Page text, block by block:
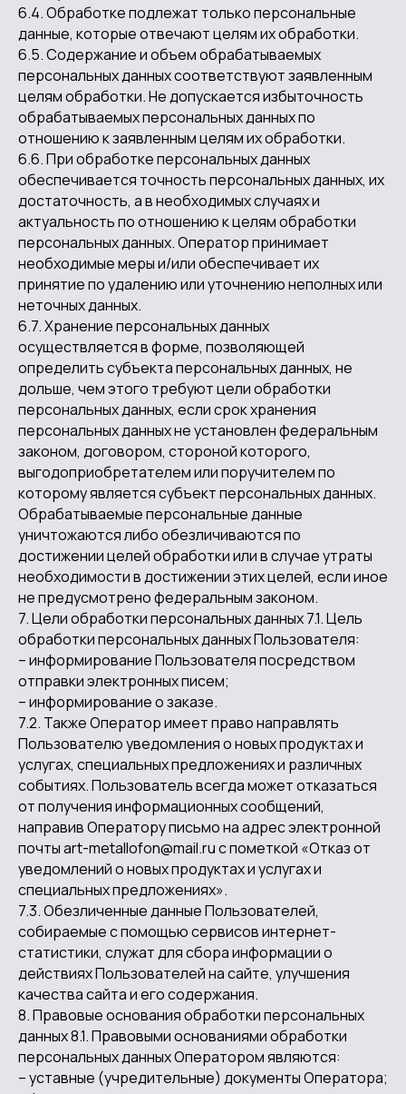
6.4. Обработке подлежат только персональные
данные, которые отвечают целям их обработки.
6.5. Содержание и объем обрабатываемых
персональных данных соответствуют заявленным
целям обработки. Не допускается избыточность
обрабатываемых персональных данных по
отношению к заявленным целям их обработки.
6.6. При обработке персональных данных
обеспечивается точность персональных данных, их
достаточность, а в необходимых случаях и
актуальность по отношению к целям обработки
персональных данных. Оператор принимает
необходимые меры и/или обеспечивает их
принятие по удалению или уточнению неполных или
неточных данных.
6.7. Хранение персональных данных
осуществляется в форме, позволяющей
определить субъекта персональных данных, не
дольше, чем этого требуют цели обработки
персональных данных, если срок хранения
персональных данных не установлен федеральным
законом, договором, стороной которого,
выгодоприобретателем или поручителем по
которому является субъект персональных данных.
Обрабатываемые персональные данные
уничтожаются либо обезличиваются по
достижении целей обработки или в случае утраты
необходимости в достижении этих целей, если иное
не предусмотрено федеральным законом.
7. Цели обработки персональных данных 7.1. Цель
обработки персональных данных Пользователя:
– информирование Пользователя посредством
отправки электронных писем;
– информирование о заказе.
7.2. Также Оператор имеет право направлять
Пользователю уведомления о новых продуктах и
услугах, специальных предложениях и различных
событиях. Пользователь всегда может отказаться
от получения информационных сообщений,
направив Оператору письмо на адрес электронной
почты art-metallofon@mail.ru с пометкой «Отказ от
уведомлений о новых продуктах и услугах и
специальных предложениях».
7.3. Обезличенные данные Пользователей,
собираемые с помощью сервисов интернет-
статистики, служат для сбора информации о
действиях Пользователей на сайте, улучшения
качества сайта и его содержания.
8. Правовые основания обработки персональных
данных 8.1. Правовыми основаниями обработки
персональных данных Оператором являются:
– уставные (учредительные) документы Оператора;